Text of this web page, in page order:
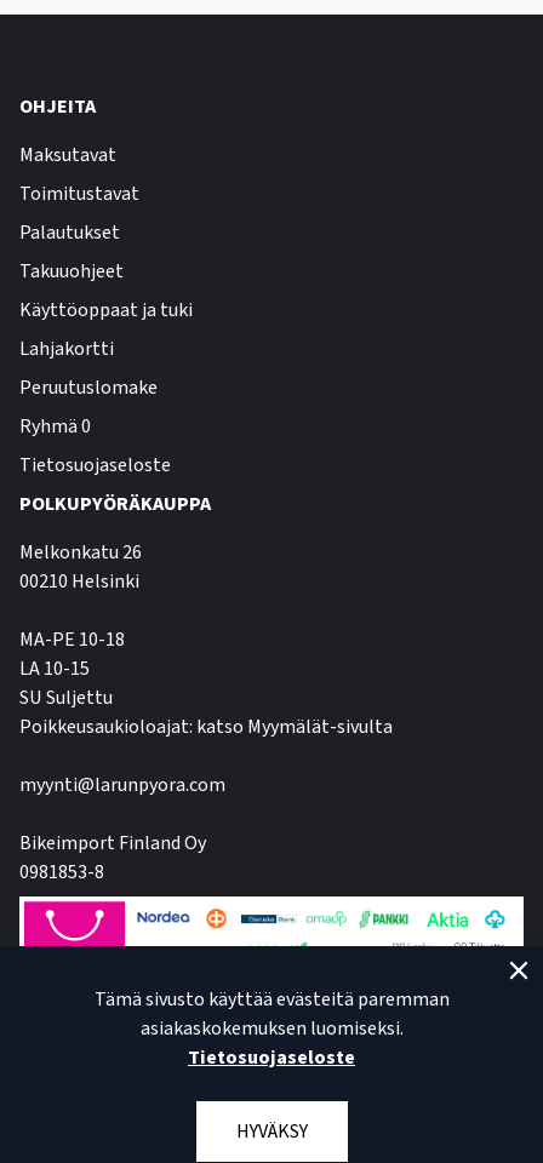
OHJEITA
Maksutavat
Toimitustavat
Palautukset
Takuuohjeet
Käyttöoppaat ja tuki
Lahjakortti
Peruutuslomake
Ryhmä 0
Tietosuojaseloste
POLKUPYÖRÄKAUPPA
Melkonkatu 26
00210 Helsinki
MA-PE 10-18
LA 10-15
SU Suljettu
Poikkeusaukioloajat: katso Myymälät-sivulta
myynti@larunpyora.com
Bikeimport Finland Oy
0981853-8
Tämä sivusto käyttää evästeitä paremman
asiakaskokemuksen luomiseksi.
Tietosuojaseloste
HYVÄKSY